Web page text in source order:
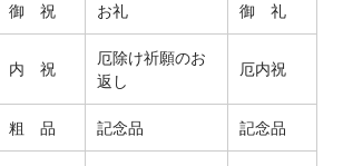
御 祝 お礼 御 礼
内 祝
厄除け祈願のお
返し
厄内祝
粗 品 記念品 記念品